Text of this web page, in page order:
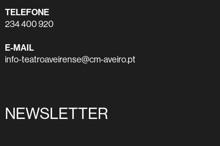
TELEFONE
234 400 920
E-MAIL
info-teatroaveirense@cm-aveiro.pt
NEWSLETTER